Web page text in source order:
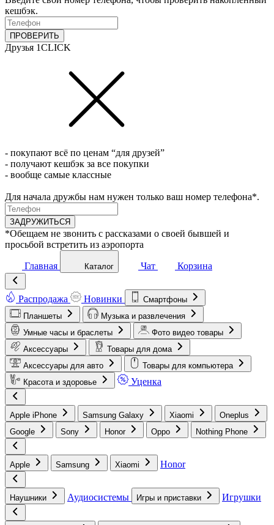
кешбэк.
ПРОВЕРИТЬ
Друзья 1CLICK
- покупают всё по ценам “для друзей”
- получают кешбэк за все покупки
- вообще самые классные
Для начала дружбы нам нужен только ваш номер телефона*.
ЗАДРУЖИТЬСЯ
*Обещаем не звонить с рассказами о своей бывшей и
просьбой встретить из аэропорта
Главная Каталог Чат Корзина
Распродажа Новинки
Смартфоны
Планшеты
Музыка и развлечения
Умные часы и браслеты
Фото видео товары
Аксессуары
Товары для дома
Аксессуары для авто
Товары для компьютера
Красота и здоровье
Уценка
Apple iPhone Samsung Galaxy Xiaomi
Oneplus
Google
Sony Honor Oppo Nothing Phone
Apple Samsung Xiaomi Honor
Наушники Аудиосистемы Игры и приставки Игрушки